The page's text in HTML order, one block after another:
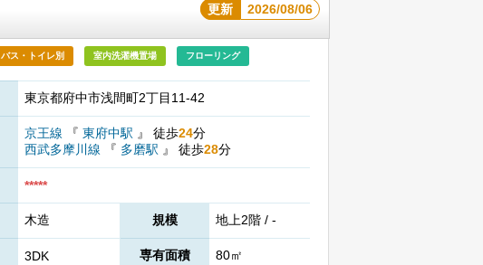
更新 2026/08/06
バス・トイレ別 室内洗濯機置場 フローリング
東京都府中市浅間町2丁目11-42
京王線 『 東府中駅 』 徒歩24分
西武多摩川線
『 多磨駅 』 徒歩28分
*****
木造 規模 地上2階 / -
3DK 専有面積 80㎡